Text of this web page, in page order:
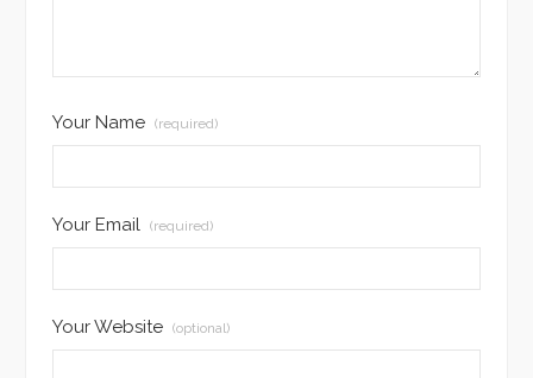
Your Name (required)
Your Email (required)
Your Website (optional)